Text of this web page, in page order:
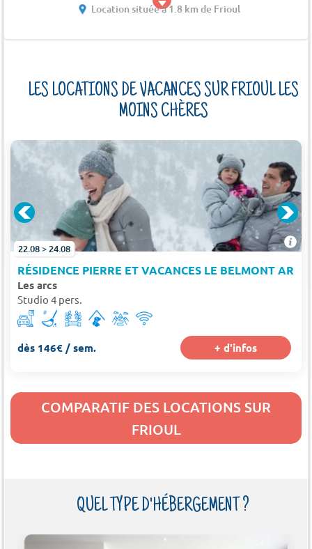
Location située à 1.8 km de Frioul
LES LOCATIONS DE VACANCES SUR FRIOUL LES
MOINS CHÈRES
22.08 > 24.08
RÉSIDENCE PIERRE ET VACANCES LE BELMONT ARC
Les arcs
Studio 4 pers.
dès 146€ / sem. + d'infos
COMPARATIF DES LOCATIONS SUR
FRIOUL
QUEL TYPE D'HÉBERGEMENT ?